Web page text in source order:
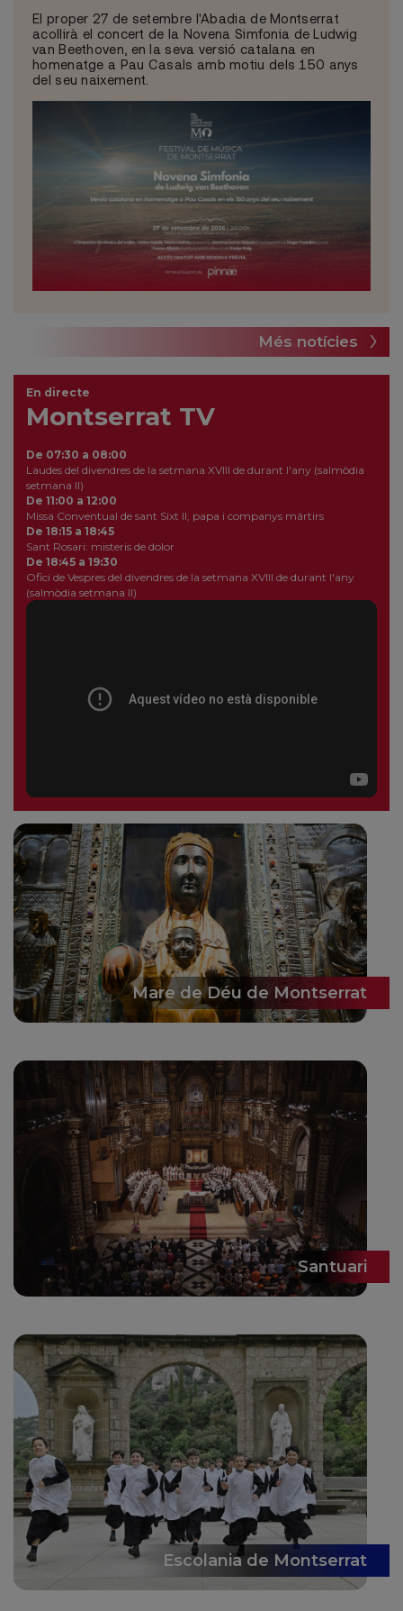
El proper 27 de setembre l'Abadia de Montserrat
acollirà el concert de la Novena Simfonia de Ludwig
van Beethoven, en la seva versió catalana en
homenatge a Pau Casals amb motiu dels 150 anys
del seu naixement.
Més notícies
En directe
Montserrat TV
De 07:30 a 08:00
Laudes del divendres de la setmana XVIII de durant l'any (salmòdia
setmana II)
De 11:00 a 12:00
Missa Conventual de sant Sixt II, papa i companys màrtirs
De 18:15 a 18:45
Sant Rosari: misteris de dolor
De 18:45 a 19:30
Ofici de Vespres del divendres de la setmana XVIII de durant l'any
(salmòdia setmana II)
Mare de Déu de Montserrat
Santuari
Escolania de Montserrat